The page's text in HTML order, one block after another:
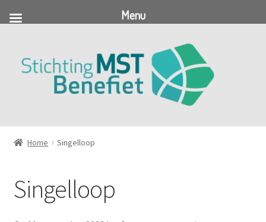
door
naar
naar
de
Home Singelloop
Singelloop
Menu